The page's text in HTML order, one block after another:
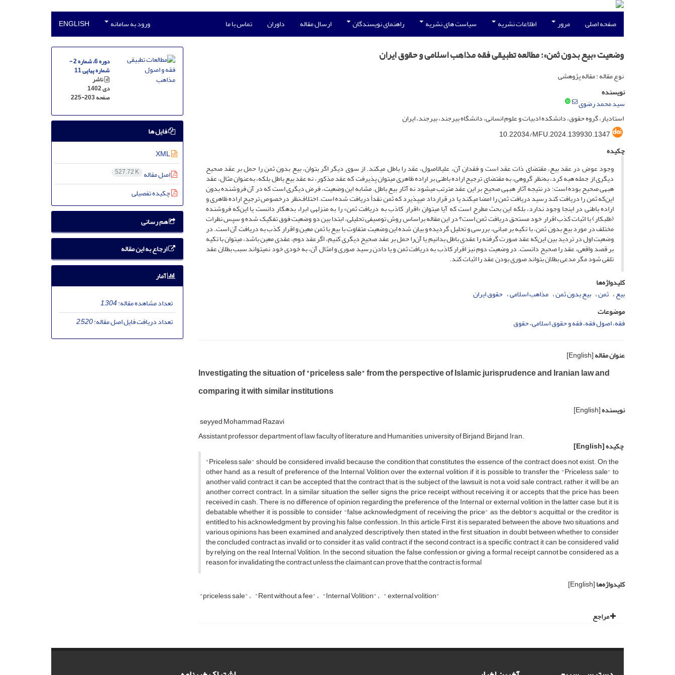
صفحه اصلی مرور اطلاعات نشریه سیاست های نشریه راهنمای نویسندگان ارسال مقاله داوران تماس با ما ورود به سامانه ENGLISH
وضعیت «بیع بدون ثمن»؛ مطالعه تطبیقی فقه مذاهب اسلامی و حقوق ایران
نوع مقاله : مقاله پژوهشی
نویسنده
سید محمد رضوی
استادیار، گروه حقوق، دانشکده ادبیات و علوم انسانی، دانشگاه بیرجند، بیرجند، ایران
10.22034/MFU.2024.139930.1347
چکیده
وجود عوض در عقد بیع، مقتضای ذات عقد است و فقدان آن، علی­الاصول، عقد را باطل می­کند. از سوی دیگر اگر بتوان، بیع بدون ثمن را حمل بر عقد صحیح
دیگری از جمله هبه کرد، به‌نظر گروهی، به مقتضای ترجیح اراده باطنی بر اراده ظاهری می­توان پذیرفت که عقد مذکور، نه عقد بیع باطل بلکه، به‌عنوان مثال، عقد
هبه­ی صحیح بوده است؛ در نتیجه آثار هبه­ی صحیح بر این عقد مترتب می­شود نه آثار بیع باطل. مشابه این وضعیت، فرض دیگری است که در آن فروشنده بدون
این‌که ثمن را دریافت کند رسید دریافت ثمن را امضا می­کند یا در قرارداد می­پذیرد که ثمن نقداً دریافت شده است. اختلاف‌نظر درخصوص ترجیح اراده ظاهری و
اراده باطنی در اینجا وجود ندارد، بلکه این بحث مطرح است که آیا می­توان «اقرار کاذب به دریافت ثمن» را به منزله­ی ابراء بدهکار دانست یا این‌که فروشنده
(طلبکار) با اثبات کذب اقرار خود مستحق دریافت ثمن است؟ در این مقاله براساس روش توصیفی تحلیلی، ابتدا بین دو وضعیت فوق تفکیک شده و سپس نظرات
مختلف در مورد بیع بدون ثمن، با تکیه بر مبانی، بررسی و تحلیل گردیده و بیان شده این وضعیت متفاوت با بیع با ثمن معین و اقرار کذب به دریافت آن است. در
وضعیت اول در تردید بین این‌که عقد صورت گرفته را عقدی باطل بدانیم یا آن‌را حمل بر عقد صحیح دیگری کنیم، اگرعقد دوم، عقدی معین باشد، می­توان با تکیه
بر قصد واقعی، عقد را صحیح دانست. در وضعیت دوم نیز اقرار کاذب به دریافت ثمن و یا دادن رسید صوری و امثال آن، به خودی خود نمی­تواند سبب بطلان عقد
تلقی شود مگر مدعی بطلان بتواند صوری بودن عقد را اثبات کند.
کلیدواژه‌ها
بیع ثمن بیع بدون ثمن مذاهب اسلامی حقوق ایران
موضوعات
فقه، اصول فقه، فقه و حقوق اسلامی، حقوق
عنوان مقاله[English]
Investigating the situation of "priceless sale" from the perspective of Islamic jurisprudence and Iranian law and
comparing it with similar institutions
نویسنده[English]
seyyed Mohammad Razavi
Assistant professor, department of law, faculty of literature and Humanities, university of Birjand, Birjand, Iran.
چکیده[English]
"Priceless sale" should be considered invalid because the condition that constitutes the essence of the contract does not exist. On the
other hand, as a result of preference of the Internal Volition over the external volition, if it is possible to transfer the "Priceless sale" to
another valid contract, it can be accepted that the contract that is the subject of the lawsuit is not a void sale contract; rather, it will be an
another correct contract. In a similar situation the seller signs the price receipt without receiving it or accepts that the price has been
received in cash. There is no difference of opinion regarding the preference of the Internal or external volition in the latter case, but it is
debatable whether it is possible to consider "false acknowledgment of receiving the price" as the debtor's acquittal or the creditor is
entitled to his acknowledgment by proving his false confession. In this article, First, it is separated between the above two situations and
various opinions has been examined and analyzed descriptively, then stated in the first situation, in doubt between whether to consider
the concluded contract as invalid or to consider it as valid contract, if the second contract is a specific contract, it can be considered valid
by relying on the real Internal Volition. In the second situation, the false confession or giving a formal receipt cannot be considered as a
reason for invalidating the contract unless the claimant can prove that the contract is formal
کلیدواژه‌ها[English]
"priceless sale"
"Rent without a fee" "Internal Volition"
" external volition"
مراجع
دوره 6، شماره 2 -
شماره پیاپی 11
ناشر
دی 1402
صفحه225-203
فایل ها
XML
اصل مقاله 527.72 K
چکیده تفصیلی
هم رسانی
ارجاع به این مقاله
آمار
تعداد مشاهده مقاله:1,304
تعداد دریافت فایل اصل مقاله:2,520